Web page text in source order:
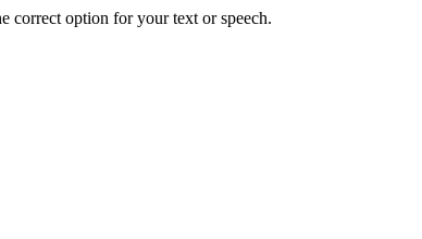
correct option for your text or speech.